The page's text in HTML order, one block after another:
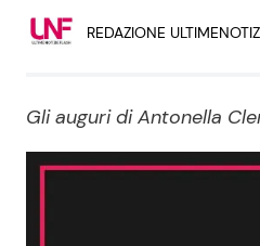
News dal mondo
REDAZIONE
Gli auguri di Antonella